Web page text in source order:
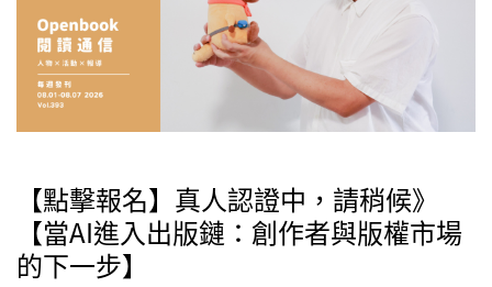
【點擊報名】真人認證中，請稍候》
【當AI進入出版鏈：創作者與版權市場
的下一步】